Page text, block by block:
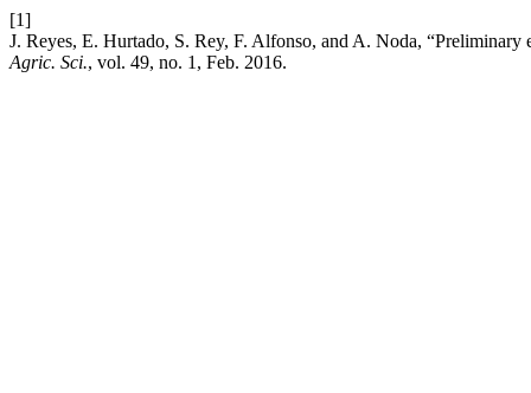
[1]
J. Reyes, E. Hurtado, S. Rey, F. Alfonso, and A. Noda,
Agric. Sci., vol. 49, no. 1, Feb. 2016.